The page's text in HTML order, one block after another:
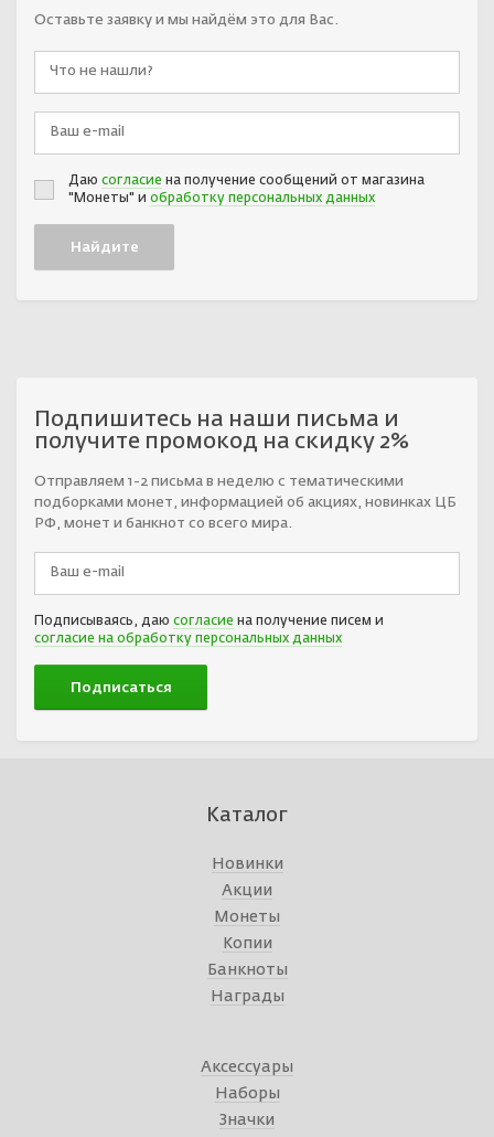
Оставьте заявку и мы найдём это для Вас.
Даю согласие на получение сообщений от магазина
"Монеты" и обработку персональных данных
Подпишитесь на наши письма и
получите промокод на скидку 2%
Отправляем 1-2 письма в неделю с тематическими
подборками монет, информацией об акциях, новинках ЦБ
РФ, монет и банкнот со всего мира.
Подписываясь, даю согласие на получение писем и
согласие на обработку персональных данных
Каталог
Новинки
Акции
Монеты
Копии
Банкноты
Награды
Аксессуары
Наборы
Значки